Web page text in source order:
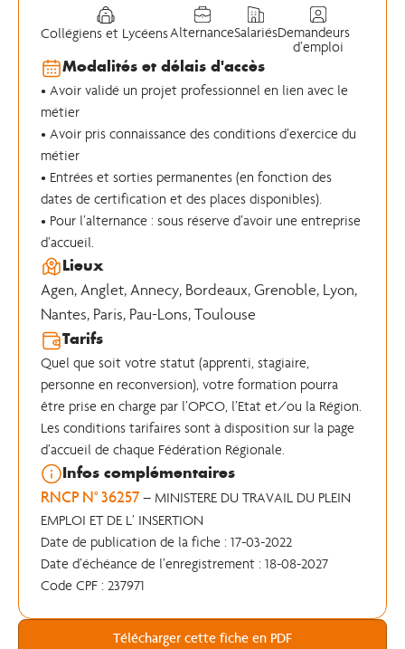
Collégiens et LycéensAlternanceSalariésDemandeurs
d’emploi
Modalités et délais d'accès
• Avoir validé un projet professionnel en lien avec le
métier
• Avoir pris connaissance des conditions d’exercice du
métier
• Entrées et sorties permanentes (en fonction des
dates de certification et des places disponibles).
• Pour l’alternance : sous réserve d’avoir une entreprise
d’accueil.
Lieux
Agen,Anglet,Annecy, Bordeaux,Grenoble, Lyon,
Nantes, Paris, Pau-Lons,Toulouse
Tarifs
Quel que soit votre statut (apprenti, stagiaire,
personne en reconversion), votre formation pourra
être prise en charge par l’OPCO, l’Etat et/ou la Région.
Les conditions tarifaires sont à disposition sur la page
d’accueil de chaque Fédération Régionale.
Infos complémentaires
RNCP N° 36257 – MINISTERE DU TRAVAIL DU PLEIN
EMPLOI ET DE L’ INSERTION
Date de publication de la fiche : 17-03-2022
Date d’échéance de l’enregistrement : 18-08-2027
Code CPF : 237971
Télécharger cette fiche en PDF